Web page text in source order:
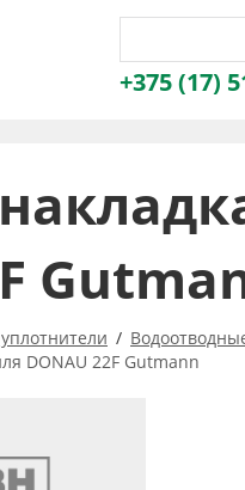
+375 (17)
DONAU 22F Gutmann